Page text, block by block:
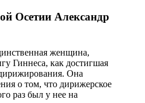
Осетии Александр
женщина,
Гиннеса, как достигшая
Она
о том, что дирижерское
раз был у нее на